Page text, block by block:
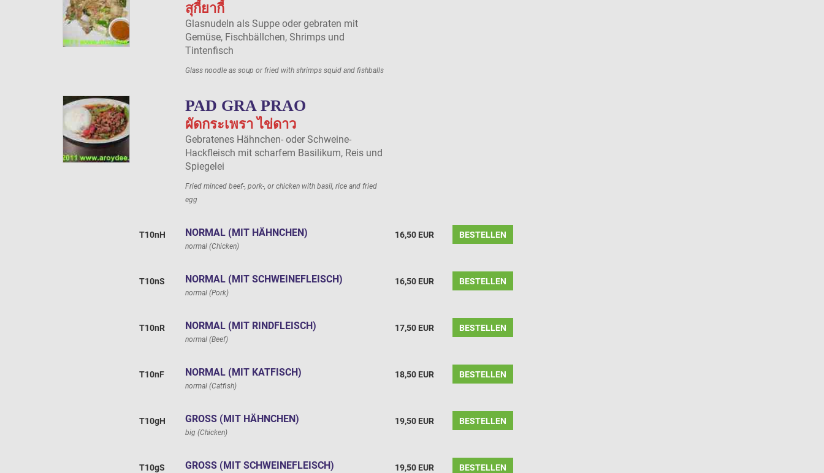
สุกี้ยากี้
Glasnudeln als Suppe oder gebraten mit
Gemüse, Fischbällchen, Shrimps und
Tintenfisch
Glass noodle as soup or fried with shrimps squid and fishballs
PAD GRA PRAO
ผัดกระเพรา ไข่ดาว
Gebratenes Hähnchen- oder Schweine-
Hackfleisch mit scharfem Basilikum, Reis und
Spiegelei
Fried minced beef-, pork-, or chicken with basil, rice and fried
egg
T10nH NORMAL (MIT HÄHNCHEN)
normal (Chicken)
16,50 EUR BESTELLEN
T10nS NORMAL (MIT SCHWEINEFLEISCH)
normal (Pork)
16,50 EUR BESTELLEN
T10nR NORMAL (MIT RINDFLEISCH)
normal (Beef)
17,50 EUR BESTELLEN
T10nF NORMAL (MIT KATFISCH)
normal (Catfish)
18,50 EUR BESTELLEN
T10gH GROSS (MIT HÄHNCHEN)
big (Chicken)
19,50 EUR BESTELLEN
T10gS GROSS (MIT SCHWEINEFLEISCH) 19,50 EUR BESTELLEN